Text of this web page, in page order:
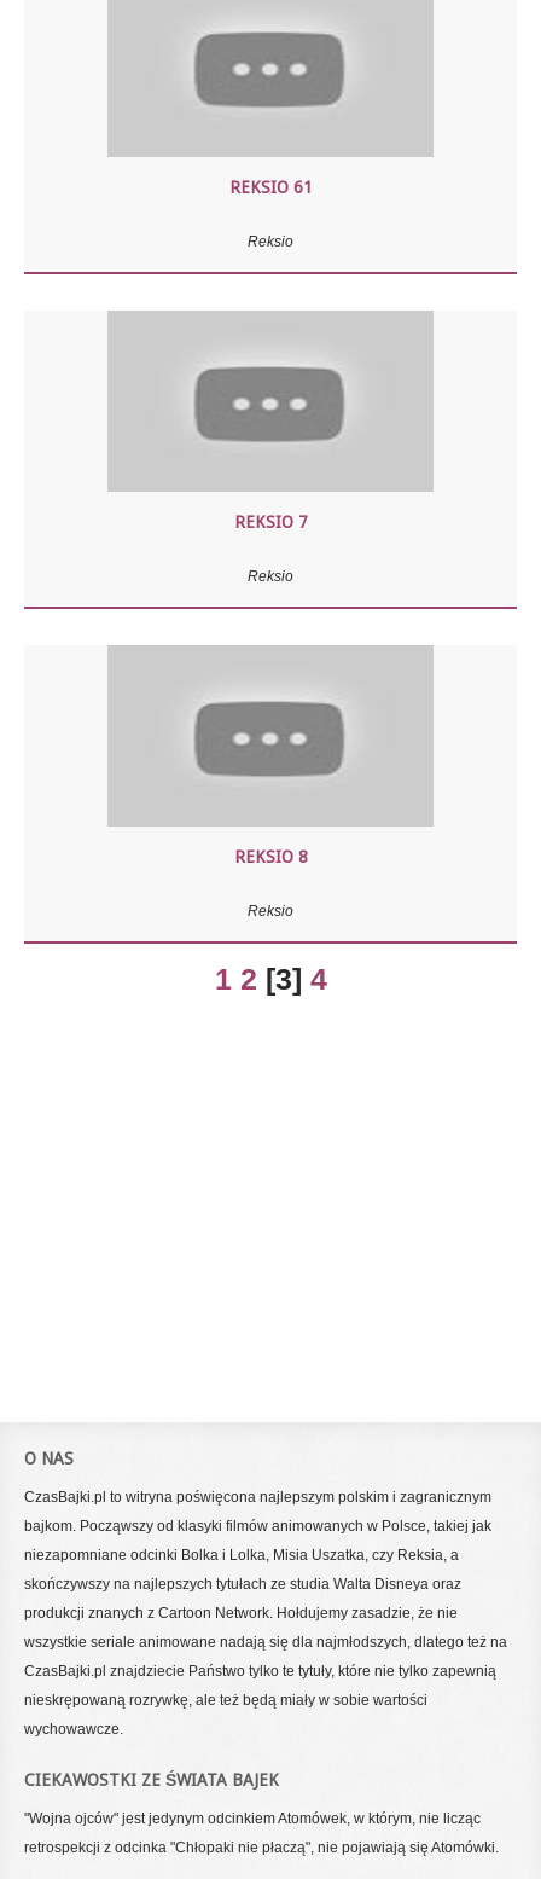
REKSIO 61
Reksio
REKSIO 7
Reksio
REKSIO 8
Reksio
1 2 [3] 4
O NAS
CzasBajki.pl to witryna poświęcona najlepszym polskim i zagranicznym
bajkom. Począwszy od klasyki filmów animowanych w Polsce, takiej jak
niezapomniane odcinki Bolka i Lolka, Misia Uszatka, czy Reksia, a
skończywszy na najlepszych tytułach ze studia Walta Disneya oraz
produkcji znanych z Cartoon Network. Hołdujemy zasadzie, że nie
wszystkie seriale animowane nadają się dla najmłodszych, dlatego też na
CzasBajki.pl znajdziecie Państwo tylko te tytuły, które nie tylko zapewnią
nieskrępowaną rozrywkę, ale też będą miały w sobie wartości
wychowawcze.
CIEKAWOSTKI ZE ŚWIATA BAJEK
"Wojna ojców" jest jedynym odcinkiem Atomówek, w którym, nie licząc
retrospekcji z odcinka "Chłopaki nie płaczą", nie pojawiają się Atomówki.